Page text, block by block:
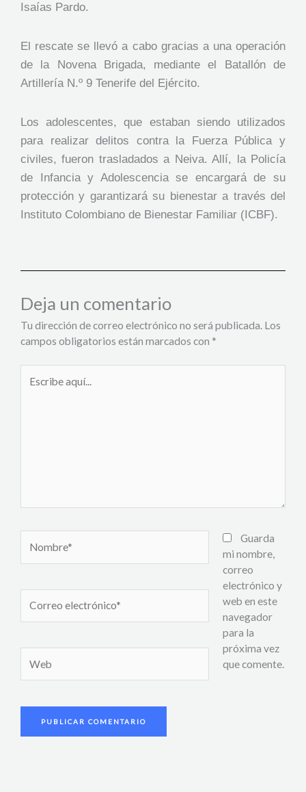
Isaías Pardo.
El rescate se llevó a cabo gracias a una operación
de la Novena Brigada, mediante el Batallón de
Artillería N.º 9 Tenerife del Ejército.
Los adolescentes, que estaban siendo utilizados
para realizar delitos contra la Fuerza Pública y
civiles, fueron trasladados a Neiva. Allí, la Policía
de Infancia y Adolescencia se encargará de su
protección y garantizará su bienestar a través del
Instituto Colombiano de Bienestar Familiar (ICBF).
Deja un comentario
Tu dirección de correo electrónico no será publicada. Los
campos obligatorios están marcados con *
aquí...
electrónico*
Guarda
mi nombre,
correo
electrónico y
web en este
navegador
para la
próxima vez
que comente.